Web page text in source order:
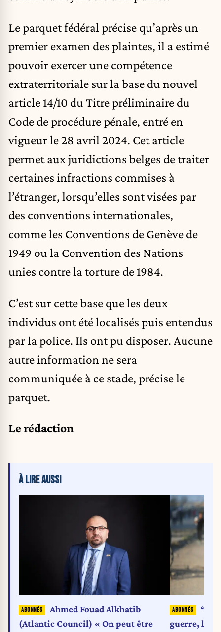
Le parquet fédéral précise qu’après un
premier examen des plaintes, il a estimé
pouvoir exercer une compétence
extraterritoriale sur la base du nouvel
article 14/10 du Titre préliminaire du
Code de procédure pénale, entré en
vigueur le 28 avril 2024. Cet article
permet aux juridictions belges de traiter
certaines infractions commises à
l’étranger, lorsqu’elles sont visées par
des conventions internationales,
comme les Conventions de Genève de
1949 ou la Convention des Nations
unies contre la torture de 1984.
C’est sur cette base que les deux
individus ont été localisés puis entendus
par la police. Ils ont pu disposer. Aucune
autre information ne sera
communiquée à ce stade, précise le
parquet.
Le rédaction
À LIRE AUSSI
Ahmed Fouad Alkhatib
(Atlantic Council) « On peut être
guerre, le